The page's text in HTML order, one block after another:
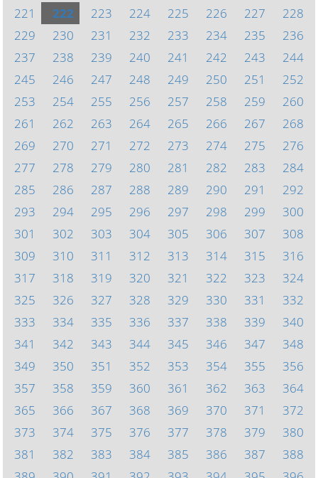
221
222 223 224 225 226 227
228
229
230 231 232 233 234 235
236
237
238 239 240 241 242 243
244
245
246 247 248 249 250 251
252
253
254 255 256 257 258 259
260
261
262 263 264 265 266 267
268
269
270 271 272 273 274 275
276
277
278 279 280 281 282 283
284
285
286 287 288 289 290 291
292
293
294 295 296 297 298 299
300
301
302 303 304 305 306 307
308
309
310 311 312 313 314 315
316
317
318 319 320 321 322 323
324
325
326 327 328 329 330 331
332
333
334 335 336 337 338 339
340
341
342 343 344 345 346 347
348
349
350 351 352 353 354 355
356
357
358 359 360 361 362 363
364
365
366 367 368 369 370 371
372
373
374 375 376 377 378 379
380
381
382 383 384 385 386 387
388